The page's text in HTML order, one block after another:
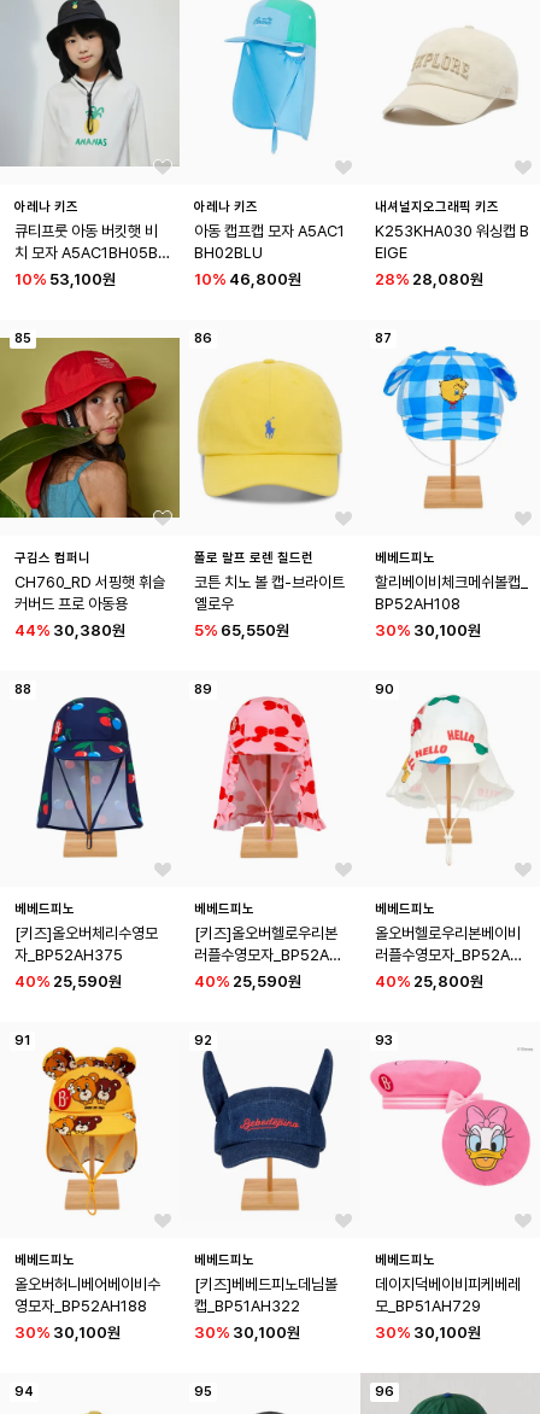
아레나 키즈
큐티프룻 아동 버킷햇 비
치 모자 A5AC1BH05BL
K
10% 53,100원
아레나 키즈
아동 캡프캡 모자 A5AC1
BH02BLU
10% 46,800원
내셔널지오그래픽 키즈
K253KHA030 워싱캡 B
EIGE
28% 28,080원
85
구김스 컴퍼니
CH760_RD 서핑햇 휘슬
커버드 프로 아동용
44% 30,380원
86
폴로 랄프 로렌 칠드런
코튼 치노 볼 캡-브라이트
옐로우
5% 65,550원
87
베베드피노
할리베이비체크메쉬볼캡_
BP52AH108
30% 30,100원
88
베베드피노
[키즈]올오버체리수영모
자_BP52AH375
40% 25,590원
89
베베드피노
[키즈]올오버헬로우리본
러플수영모자_BP52AH
477
40% 25,590원
90
베베드피노
올오버헬로우리본베이비
러플수영모자_BP52AH1
89
40% 25,800원
91
베베드피노
올오버허니베어베이비수
영모자_BP52AH188
30% 30,100원
92
베베드피노
[키즈]베베드피노데님볼
캡_BP51AH322
30% 30,100원
93
베베드피노
데이지덕베이비피케베레
모_BP51AH729
30% 30,100원
94 95 96